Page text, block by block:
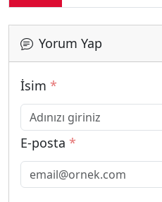
Yorum Yap
İsim *
E-posta *